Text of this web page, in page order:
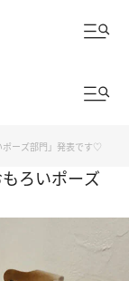
ポーズ部門」発表です♡